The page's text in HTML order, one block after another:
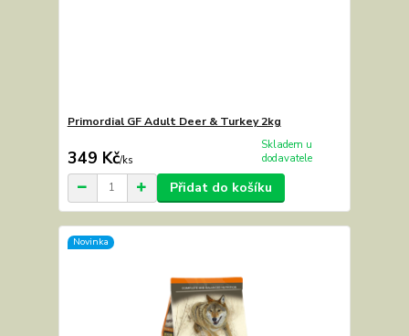
Primordial GF Adult Deer & Turkey 2kg
349 Kč/ks
Skladem u
dodavatele
Přidat do košíku
Novinka